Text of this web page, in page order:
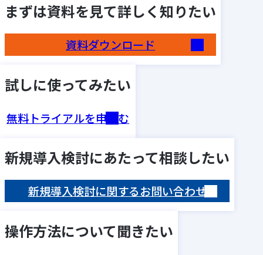
まずは資料を見て詳しく知りたい
資料ダウンロード
試しに使ってみたい
無料トライアルを申込む
新規導入検討にあたって相談したい
新規導入検討に関するお問い合わせ
操作方法について聞きたい